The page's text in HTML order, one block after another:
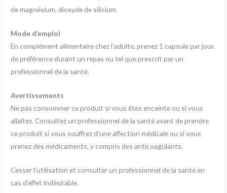
de magnésium, dioxyde de silicium.
Mode d’emploi
En complément alimentaire chez l’adulte, prenez 1 capsule par jour,
de préférence durant un repas ou tel que prescrit par un
professionnel de la santé.
Avertissements
Ne pas consommer ce produit si vous êtes enceinte ou si vous
allaitez. Consultez un professionnel de la santé avant de prendre
ce produit si vous souffrez d’une affection médicale ou si vous
prenez des médicaments, y compris des anticoagulants.
Cesser l’utilisation et consulter un professionnel de la santé en
cas d’effet indésirable.